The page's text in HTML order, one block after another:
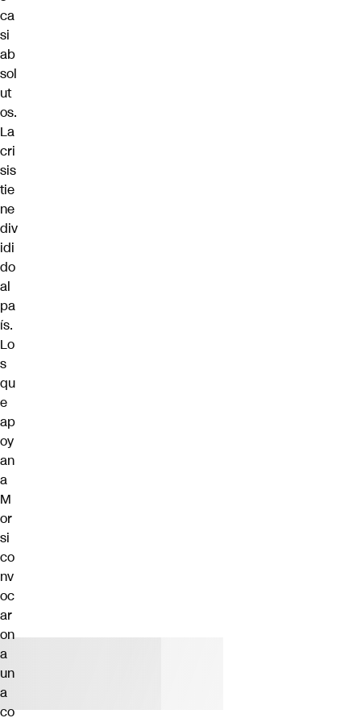
ca
si
ab
sol
ut
os.
La
cri
sis
tie
ne
div
idi
do
al
pa
ís.
Lo
s
qu
e
ap
oy
an
a
M
or
si
co
nv
oc
ar
on
a
un
a
co